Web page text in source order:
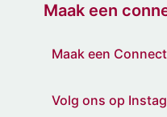
Maak een
Maak een
Volg ons op